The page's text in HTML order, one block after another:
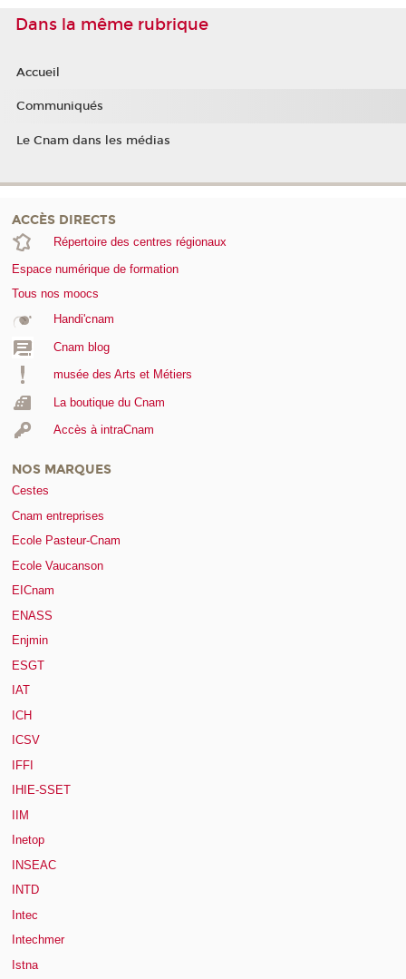
Dans la même rubrique
Accueil
Communiqués
Le Cnam dans les médias
ACCÈS DIRECTS
Répertoire des centres régionaux
Espace numérique de formation
Tous nos moocs
Handi'cnam
Cnam blog
musée des Arts et Métiers
La boutique du Cnam
Accès à intraCnam
NOS MARQUES
Cestes
Cnam entreprises
Ecole Pasteur-Cnam
Ecole Vaucanson
EICnam
ENASS
Enjmin
ESGT
IAT
ICH
ICSV
IFFI
IHIE-SSET
IIM
Inetop
INSEAC
INTD
Intec
Intechmer
Istna